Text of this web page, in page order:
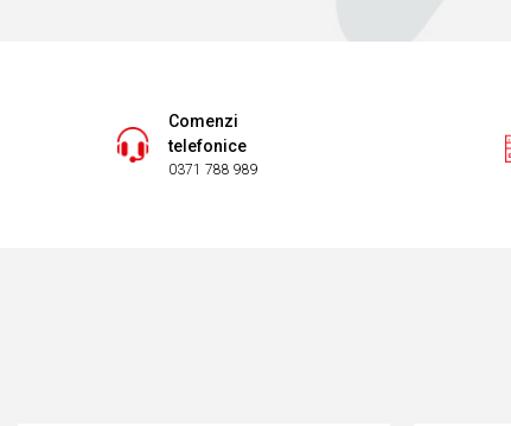
Comenzi
telefonice
0371 788 989